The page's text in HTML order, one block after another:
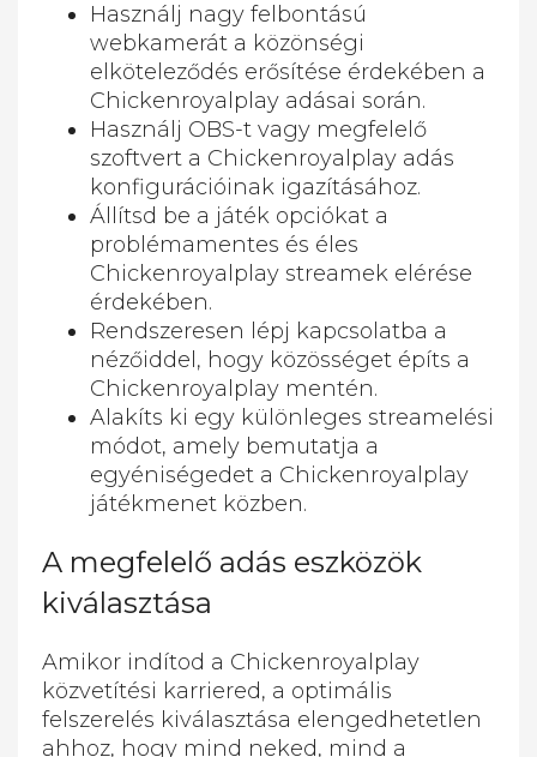
Használj nagy felbontású
webkamerát a közönségi
elköteleződés erősítése érdekében a
Chickenroyalplay adásai során.
Használj OBS-t vagy megfelelő
szoftvert a Chickenroyalplay adás
konfigurációinak igazításához.
Állítsd be a játék opciókat a
problémamentes és éles
Chickenroyalplay streamek elérése
érdekében.
Rendszeresen lépj kapcsolatba a
nézőiddel, hogy közösséget építs a
Chickenroyalplay mentén.
Alakíts ki egy különleges streamelési
módot, amely bemutatja a
egyéniségedet a Chickenroyalplay
játékmenet közben.
A megfelelő adás eszközök
kiválasztása
Amikor indítod a Chickenroyalplay
közvetítési karriered, a optimális
felszerelés kiválasztása elengedhetetlen
ahhoz, hogy mind neked, mind a